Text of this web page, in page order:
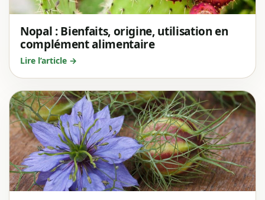
Nopal : Bienfaits, origine, utilisation en
complément alimentaire
Lire l’article →